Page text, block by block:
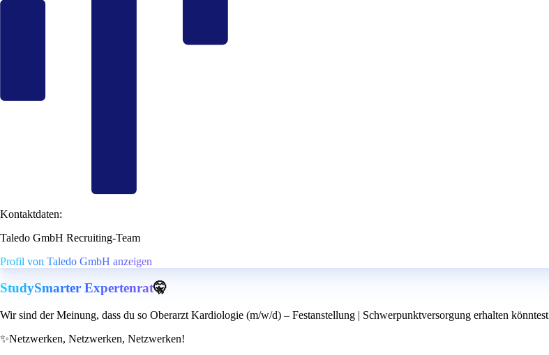
Kontaktdaten:
Taledo GmbH Recruiting-Team
Profil von Taledo GmbH anzeigen
StudySmarter Expertenrat🤫
Wir sind der Meinung, dass du so Oberarzt Kardiologie (m/w/d) – Festanstellung | Schwerpunktversorgung erhalten könntest
✨Netzwerken, Netzwerken, Netzwerken!